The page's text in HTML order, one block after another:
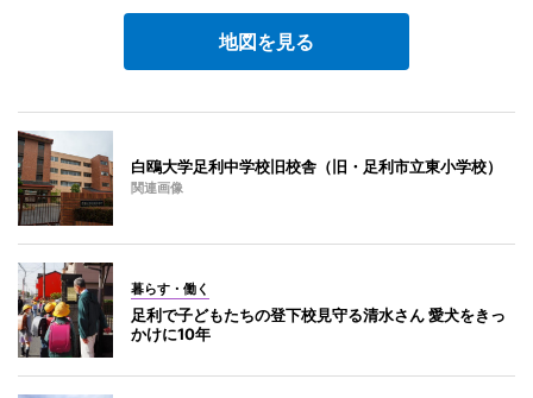
地図を見る
白鴎大学足利中学校旧校舎（旧・足利市立東小学校）
関連画像
暮らす・働く
足利で子どもたちの登下校見守る清水さん 愛犬をきっ
かけに10年